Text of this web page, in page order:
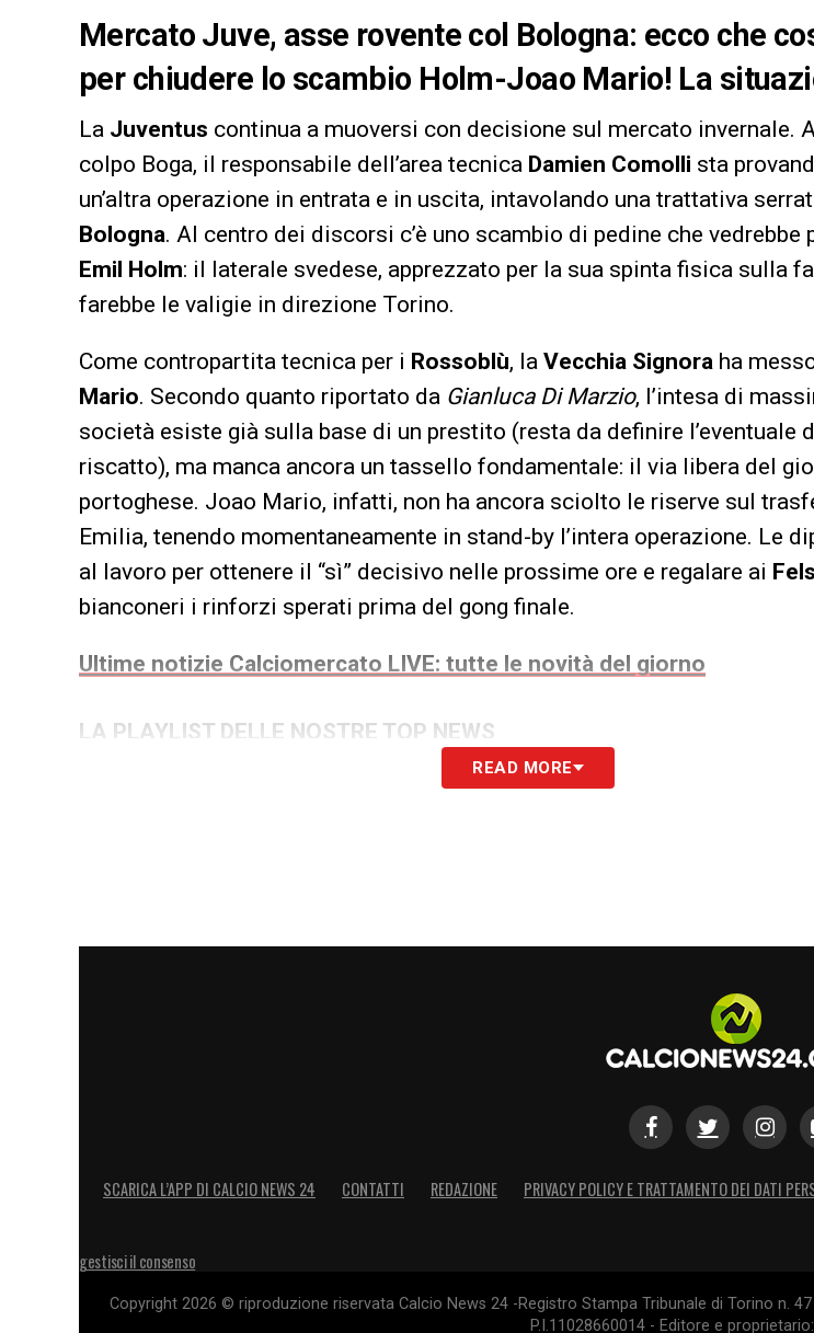
Mercato Juve, asse rovente col Bologna: ecco che
per chiudere lo scambio Holm-Joao Mario! La
La Juventus continua a muoversi con decisione sul mercato invernale.
colpo Boga, il responsabile dell’area tecnica Damien Comolli sta
un’altra operazione in entrata e in uscita, intavolando una trattativa
Bologna. Al centro dei discorsi c’è uno scambio di pedine che vedrebbe
Emil Holm: il laterale svedese, apprezzato per la sua spinta fisica sulla
farebbe le valigie in direzione Torino.
Come contropartita tecnica per i Rossoblù, la Vecchia Signora ha
Mario. Secondo quanto riportato da Gianluca Di Marzio, l’intesa di
società esiste già sulla base di un prestito (resta da definire l’eventuale
riscatto), ma manca ancora un tassello fondamentale: il via libera del
portoghese. Joao Mario, infatti, non ha ancora sciolto le riserve sul
Emilia, tenendo momentaneamente in stand-by l’intera operazione. Le
al lavoro per ottenere il “sì” decisivo nelle prossime ore e regalare ai
bianconeri i rinforzi sperati prima del gong finale.
Ultime notizie Calciomercato LIVE: tutte le novità del giorno
LA PLAYLIST DELLE NOSTRE TOP NEWS
READ MORE
SCARICA L’APP DI CALCIO NEWS 24 CONTATTI REDAZIONE PRIVACY POLICY E TRATTAMENTO DEI DATI
gestisci il consenso
Copyright 2026 © riproduzione riservata Calcio News 24 -Registro Stampa Tribunale di Torino n.
P.I.11028660014 - Editore e